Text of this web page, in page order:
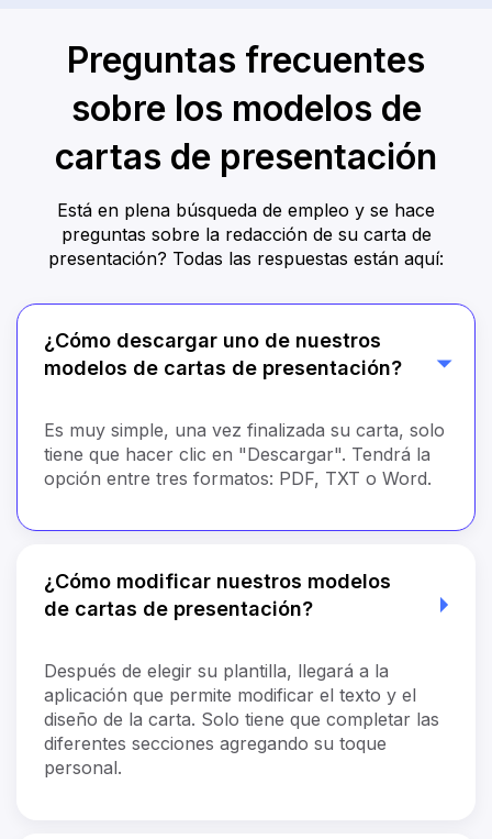
Preguntas frecuentes
sobre los modelos de
cartas de presentación
Está en plena búsqueda de empleo y se hace
preguntas sobre la redacción de su carta de
presentación? Todas las respuestas están aquí:
¿Cómo descargar uno de nuestros
modelos de cartas de presentación?
Es muy simple, una vez finalizada su carta, solo
tiene que hacer clic en "Descargar". Tendrá la
opción entre tres formatos: PDF, TXT o Word.
¿Cómo modificar nuestros modelos
de cartas de presentación?
Después de elegir su plantilla, llegará a la
aplicación que permite modificar el texto y el
diseño de la carta. Solo tiene que completar las
diferentes secciones agregando su toque
personal.